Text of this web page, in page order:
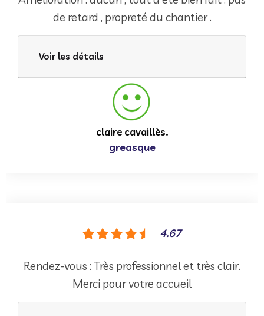
de retard , propreté du chantier .
Voir les détails
claire cavaillès.
greasque
4.67
Rendez-vous : Très professionnel et très clair.
Merci pour votre accueil